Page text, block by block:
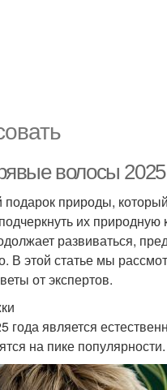
волосы
природы,
их
развиваться,
В этой статье мы
от экспертов.
года является
на пике